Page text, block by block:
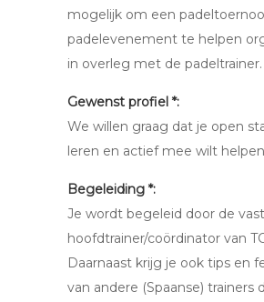
mogelijk om een
padelevenement te helpen
in overleg met de padeltrainer.
Gewenst profiel *:
We willen graag dat je open
leren en actief mee wilt
Begeleiding *:
Je wordt begeleid door de
hoofdtrainer/coördinator van
Daarnaast krijg je ook tips en
van andere (Spaanse) trainers